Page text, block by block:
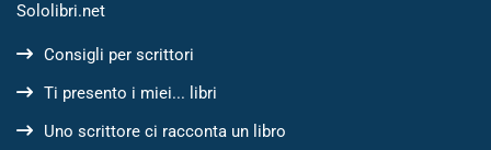
Sololibri.net
Consigli per scrittori
Ti presento i miei... libri
Uno scrittore ci racconta un libro